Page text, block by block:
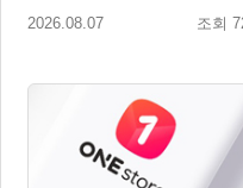
2/다크 엘레멘트’ 올 겨울 전
2026.08.07 조회